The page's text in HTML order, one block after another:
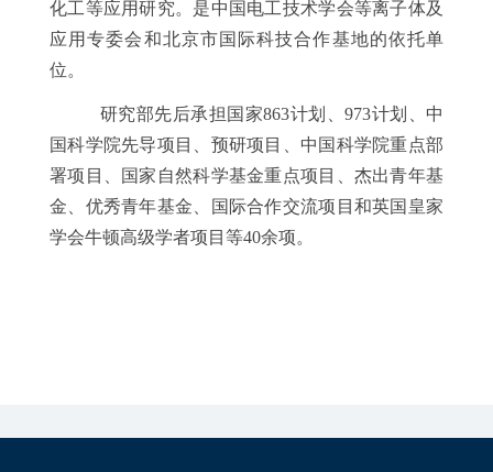
化工等应用研究。是中国电工技术学会等离子体及
应用专委会和北京市国际科技合作基地的依托单
位。
研究部先后承担国家863计划、973计划、中
国科学院先导项目、预研项目、中国科学院重点部
署项目、国家自然科学基金重点项目、杰出青年基
金、优秀青年基金、国际合作交流项目和英国皇家
学会牛顿高级学者项目等40余项。